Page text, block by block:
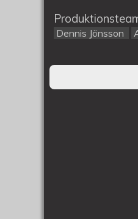
Dennis Jönsson